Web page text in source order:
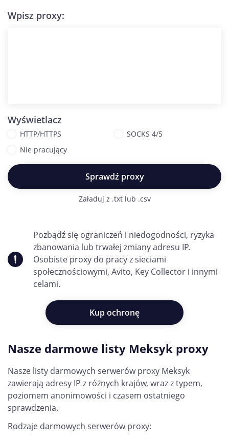
Wpisz proxy:
Wyświetlacz
HTTP/HTTPS
SOCKS 4/5
Nie pracujący
Sprawdź proxy
Załaduj z .txt lub .csv
Pozbądź się ograniczeń i niedogodności, ryzyka
zbanowania lub trwałej zmiany adresu IP.
Osobiste proxy do pracy z sieciami
społecznościowymi, Avito, Key Collector i innymi
celami.
Kup ochronę
Nasze darmowe listy Meksyk proxy
Nasze listy darmowych serwerów proxy Meksyk
zawierają adresy IP z różnych krajów, wraz z typem,
poziomem anonimowości i czasem ostatniego
sprawdzenia.
Rodzaje darmowych serwerów proxy: